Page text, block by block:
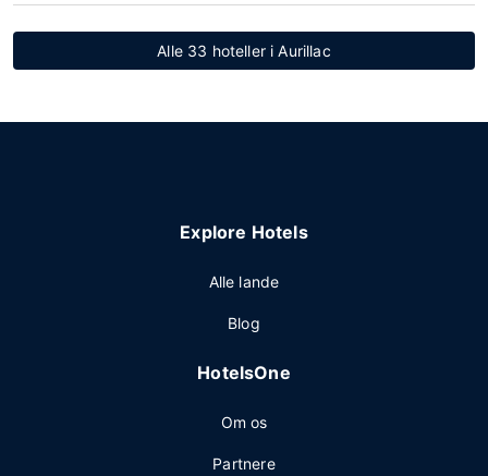
Alle 33 hoteller i Aurillac
Explore Hotels
Alle lande
Blog
HotelsOne
Om os
Partnere